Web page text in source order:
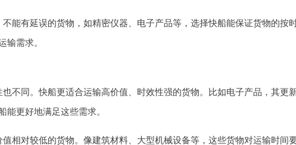
不能有延误的货物，如精密仪器、电子产品等，选择快船能保证货物的
输需求。
不同。快船更适合运输高价值、时效性强的货物。比如电子产品，其
能更好地满足这些需求。
相对较低的货物。像建筑材料、大型机械设备等，这些货物对运输时间